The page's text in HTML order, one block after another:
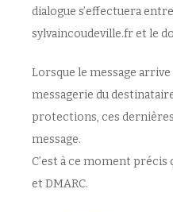
dialogue s’effectuera
sylvaincoudeville.fr et le
Lorsque le message
messagerie du
protections, ces
message.
C’est à ce moment précis
et DMARC.